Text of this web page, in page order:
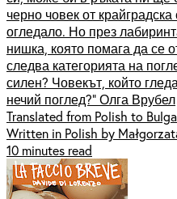
черно човек от
огледало. Но през
нишка, която помага да се
следва категорията на
силен? Човекът, който
нечий поглед?“ Олга Врубел
Translated from Polish to
Written in Polish by
10 minutes read